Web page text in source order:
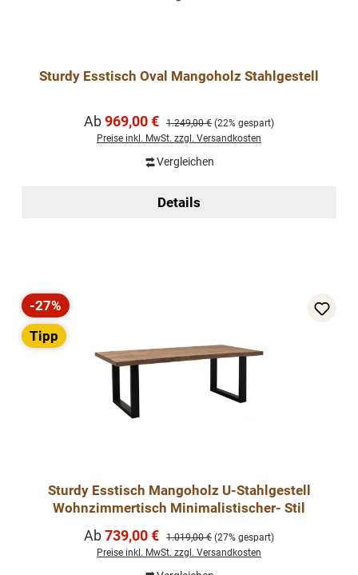
Sturdy Esstisch Oval Mangoholz Stahlgestell
Verkaufspreis:
Ab969,00 € Regulärer Preis:
1.249,00 € (22% gespart)
Preise inkl. MwSt. zzgl. Versandkosten
Vergleichen
Details
Rabatt
-27%
Tipp
Sturdy Esstisch Mangoholz U-Stahlgestell
Wohnzimmertisch Minimalistischer- Stil
Verkaufspreis:
Ab739,00 € Regulärer Preis:
1.019,00 € (27% gespart)
Preise inkl. MwSt. zzgl. Versandkosten